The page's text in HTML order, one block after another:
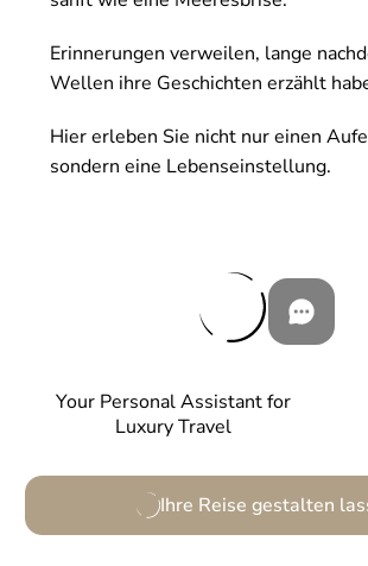
Your Personal Assistant for
Luxury Travel
Ihre Reise gestalten
Erinnerungen verweilen, lange
Wellen ihre Geschichten erzählt
Hier erleben Sie nicht nur einen
sondern eine Lebenseinstellung.